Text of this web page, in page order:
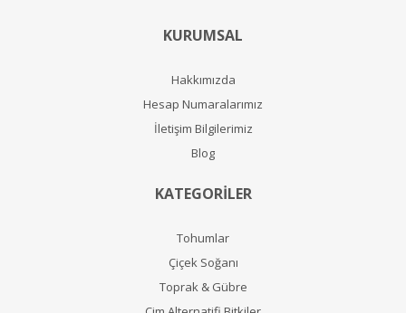
KURUMSAL
Hakkımızda
Hesap Numaralarımız
İletişim Bilgilerimiz
Blog
KATEGORİLER
Tohumlar
Çiçek Soğanı
Toprak & Gübre